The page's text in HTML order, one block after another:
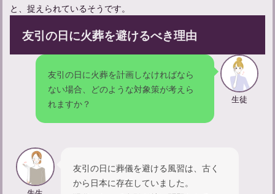
【忌中神社参拝してしまった】忌中のルールについて紹介
と、捉えられているそうです。
友引の日に火葬を避けるべき理由
友引の日に火葬を計画しなければなら
ない場合、どのような対象策が考えら
れますか？
生徒
友引の日に葬儀を避ける風習は、古く
から日本に存在していました。